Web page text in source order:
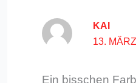
KAI
13.
Ein bisschen